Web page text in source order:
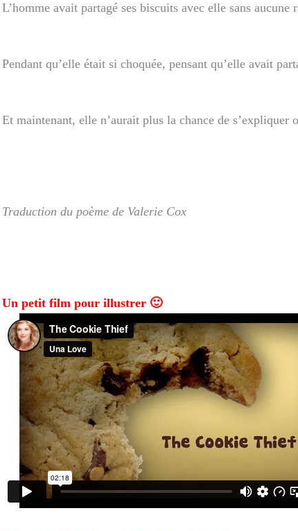
L’homme avait partagé ses biscuits avec elle sans aucune
Pendant qu’elle était si choquée, pensant qu’elle avait
Et maintenant, elle n’aurait plus la chance de s’expliquer
Traduction du poème de Valerie Cox
Un petit film pour illustrer 🙂